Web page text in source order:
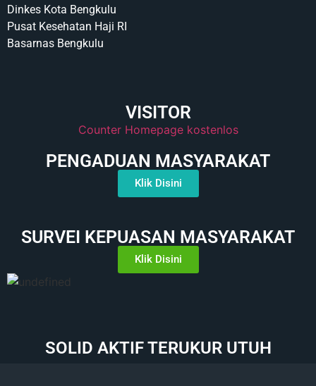
Dinkes Kota Bengkulu
Pusat Kesehatan Haji RI
Basarnas Bengkulu
VISITOR
Counter Homepage kostenlos
PENGADUAN MASYARAKAT
Klik Disini
SURVEI KEPUASAN MASYARAKAT
Klik Disini
SOLID AKTIF TERUKUR UTUH